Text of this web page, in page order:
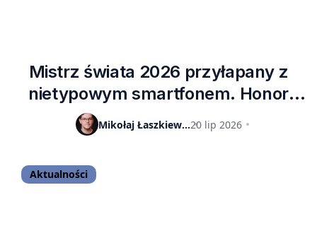
Mistrz świata 2026 przyłapany z
nietypowym smartfonem. Honor
Robot Phone w rękach piłkarza po
finale mundialu
Mikołaj Łaszkiewicz20 lip 2026
Aktualności